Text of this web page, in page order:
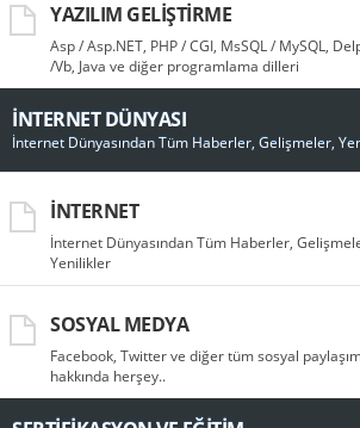
YAZILIM GELIŞTIRME
Asp / Asp.NET, PHP / CGI, MsSQL / MySQL,
/Vb, Java ve diğer programlama dilleri
İNTERNET DÜNYASI
İnternet Dünyasından Tüm Haberler, Gelişmeler,
İNTERNET
İnternet Dünyasından Tüm Haberler,
Yenilikler
SOSYAL MEDYA
Facebook, Twitter ve diğer tüm sosyal
hakkında herşey..